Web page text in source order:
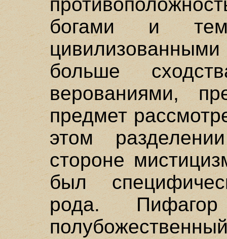
богами и
больше
верованиями,
предмет
этом
стороне
был
рода.